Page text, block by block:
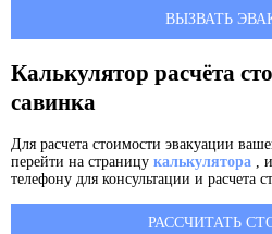
ВЫЗВАТЬ
Калькулятор расчёта
савинка
Для расчета стоимости эвакуации
перейти на страницу калькулятора ,
телефону для консультации и расчета
РАССЧИТАТЬ